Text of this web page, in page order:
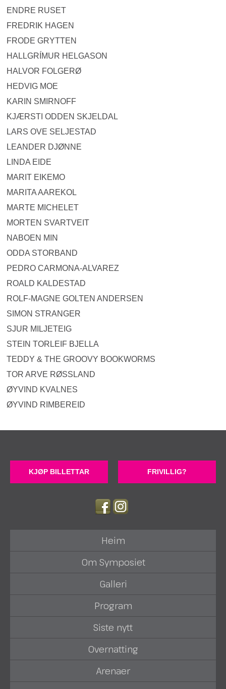
ENDRE RUSET
FREDRIK HAGEN
FRODE GRYTTEN
HALLGRÍMUR HELGASON
HALVOR FOLGERØ
HEDVIG MOE
KARIN SMIRNOFF
KJÆRSTI ODDEN SKJELDAL
LARS OVE SELJESTAD
LEANDER DJØNNE
LINDA EIDE
MARIT EIKEMO
MARITA AAREKOL
MARTE MICHELET
MORTEN SVARTVEIT
NABOEN MIN
ODDA STORBAND
PEDRO CARMONA-ALVAREZ
ROALD KALDESTAD
ROLF-MAGNE GOLTEN ANDERSEN
SIMON STRANGER
SJUR MILJETEIG
STEIN TORLEIF BJELLA
TEDDY & THE GROOVY BOOKWORMS
TOR ARVE RØSSLAND
ØYVIND KVALNES
ØYVIND RIMBEREID
KJØP BILLETTAR FRIVILLIG?
Heim
Om Symposiet
Galleri
Program
Siste nytt
Overnatting
Arenaer